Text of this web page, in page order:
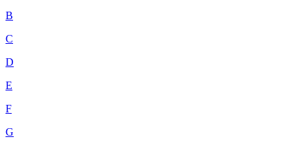
B
C
D
E
F
G